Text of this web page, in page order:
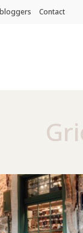
Contact